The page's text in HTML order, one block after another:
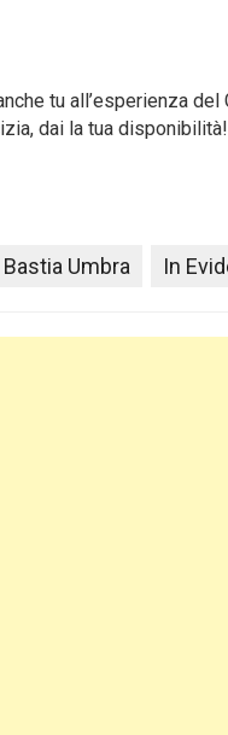
tu all’esperienza
dai la tua disponibilità!
Bastia Umbra In